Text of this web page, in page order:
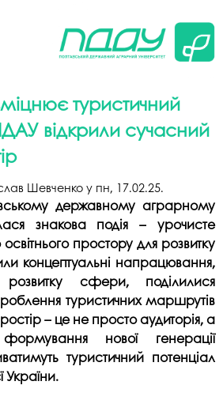
вмісту
туристичний
відкрили сучасний
Шевченко у пн, 17.02.25.
державному аграрному
знакова подія – урочисте
освітнього простору для розвитку
концептуальні напрацювання,
сфери, поділилися
туристичних маршрутів
– це не просто аудиторія, а
нової генерації
туристичний потенціал
України.